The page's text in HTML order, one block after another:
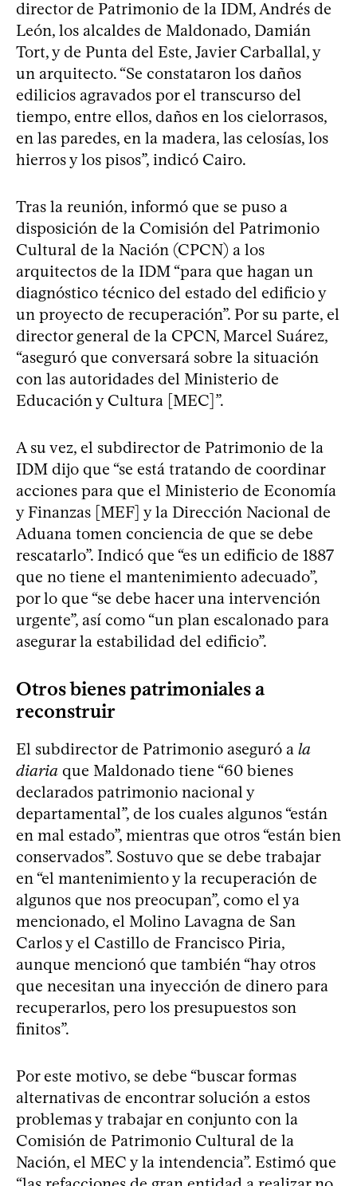
director de Patrimonio de la IDM, Andrés de
León, los alcaldes de Maldonado, Damián
Tort, y de Punta del Este, Javier Carballal, y
un arquitecto. “Se constataron los daños
edilicios agravados por el transcurso del
tiempo, entre ellos, daños en los cielorrasos,
en las paredes, en la madera, las celosías, los
hierros y los pisos”, indicó Cairo.
Tras la reunión, informó que se puso a
disposición de la Comisión del Patrimonio
Cultural de la Nación (CPCN) a los
arquitectos de la IDM “para que hagan un
diagnóstico técnico del estado del edificio y
un proyecto de recuperación”. Por su parte, el
director general de la CPCN, Marcel Suárez,
“aseguró que conversará sobre la situación
con las autoridades del Ministerio de
Educación y Cultura [MEC]”.
A su vez, el subdirector de Patrimonio de la
IDM dijo que “se está tratando de coordinar
acciones para que el Ministerio de Economía
y Finanzas [MEF] y la Dirección Nacional de
Aduana tomen conciencia de que se debe
rescatarlo”. Indicó que “es un edificio de 1887
que no tiene el mantenimiento adecuado”,
por lo que “se debe hacer una intervención
urgente”, así como “un plan escalonado para
asegurar la estabilidad del edificio”.
Otros bienes patrimoniales a
reconstruir
El subdirector de Patrimonio aseguró a la
diaria que Maldonado tiene “60 bienes
declarados patrimonio nacional y
departamental”, de los cuales algunos “están
en mal estado”, mientras que otros “están bien
conservados”. Sostuvo que se debe trabajar
en “el mantenimiento y la recuperación de
algunos que nos preocupan”, como el ya
mencionado, el Molino Lavagna de San
Carlos y el Castillo de Francisco Piria,
aunque mencionó que también “hay otros
que necesitan una inyección de dinero para
recuperarlos, pero los presupuestos son
finitos”.
Por este motivo, se debe “buscar formas
alternativas de encontrar solución a estos
problemas y trabajar en conjunto con la
Comisión de Patrimonio Cultural de la
Nación, el MEC y la intendencia”. Estimó que